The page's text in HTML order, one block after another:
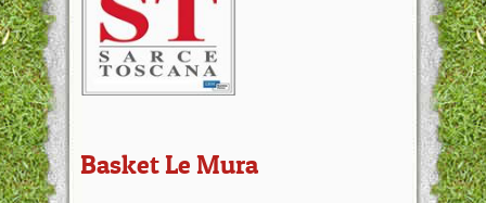
Basket Le Mura